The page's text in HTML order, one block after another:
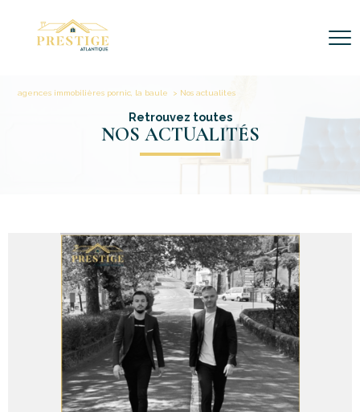
agences immobilières pornic, la baule Nos actualites
Retrouvez toutes
NOS ACTUALITÉS